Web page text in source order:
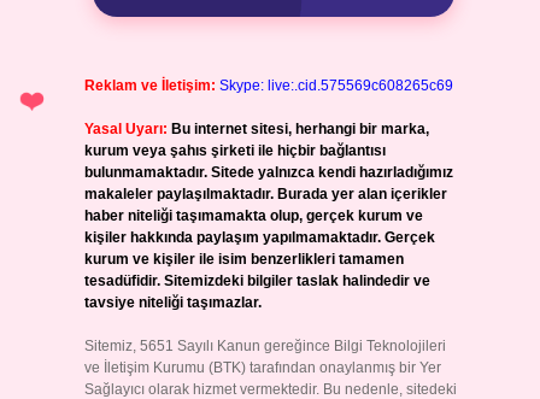
Reklam ve İletişim: Skype: live:.cid.575569c608265c69
Yasal Uyarı: Bu internet sitesi, herhangi bir marka,
kurum veya şahıs şirketi ile hiçbir bağlantısı
bulunmamaktadır. Sitede yalnızca kendi hazırladığımız
makaleler paylaşılmaktadır. Burada yer alan içerikler
haber niteliği taşımamakta olup, gerçek kurum ve
kişiler hakkında paylaşım yapılmamaktadır. Gerçek
kurum ve kişiler ile isim benzerlikleri tamamen
tesadüfidir. Sitemizdeki bilgiler taslak halindedir ve
tavsiye niteliği taşımazlar.
Sitemiz, 5651 Sayılı Kanun gereğince Bilgi Teknolojileri
ve İletişim Kurumu (BTK) tarafından onaylanmış bir Yer
Sağlayıcı olarak hizmet vermektedir. Bu nedenle, sitedeki